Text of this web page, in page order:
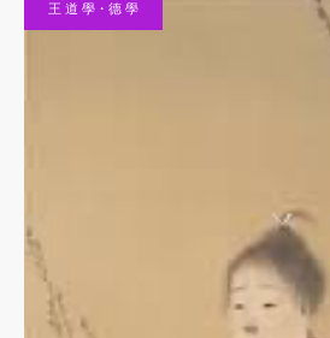
王 道 學・德 學